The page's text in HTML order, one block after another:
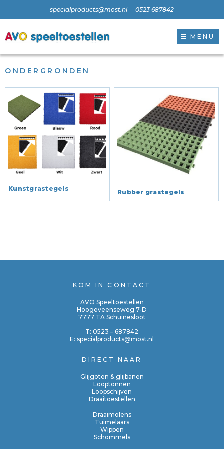
specialproducts@most.nl 0523 687842
MENU
ONDERGRONDEN
Kunstgrastegels Rubber grastegels
KOM IN CONTACT
AVO Speeltoestellen
Hoogeveenseweg 7-D
7777 TA Schuinesloot
T: 0523 – 687842
E: specialproducts@most.nl
DIRECT NAAR
Glijgoten & glijbanen
Looptonnen
Loopschijven
Draaitoestellen
Draaimolens
Tuimelaars
Wippen
Schommels